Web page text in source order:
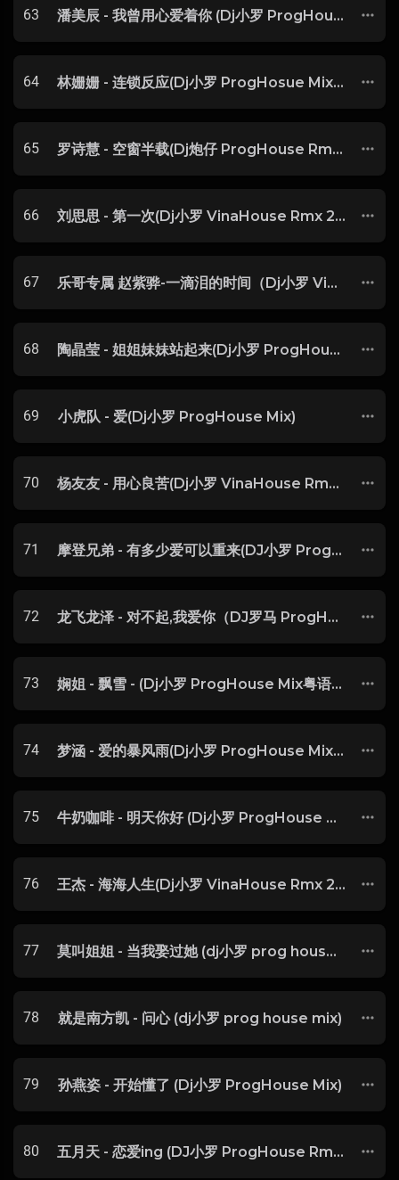
63 潘美辰 - 我曾用心爱着你 (Dj小罗 ProgHouse Mix )
64 林姗姗 - 连锁反应(Dj小罗 ProgHosue Mix) 粤语-玖零DJ整理♪♫
65 罗诗慧 - 空窗半载(Dj炮仔 ProgHouse Rmx 2023 粤语)
66 刘思思 - 第一次(Dj小罗 VinaHouse Rmx 2023)
67 乐哥专属 赵紫骅-一滴泪的时间（Dj小罗 Vina House Mix)
68 陶晶莹 - 姐姐妹妹站起来(Dj小罗 ProgHouse Rmx 2023)
69 小虎队 - 爱(Dj小罗 ProgHouse Mix)
70 杨友友 - 用心良苦(Dj小罗 VinaHouse Rmx 2023)
71 摩登兄弟 - 有多少爱可以重来(DJ小罗 ProgHouse Mix 国语男)
72 龙飞龙泽 - 对不起,我爱你（DJ罗马 ProgHouse Rmx 2K21）520特别版
73 娴姐 - 飘雪 - (Dj小罗 ProgHouse Mix粤语女 )-玖零DJ整理♪♫
74 梦涵 - 爱的暴风雨(Dj小罗 ProgHouse Mix) 粤语
75 牛奶咖啡 - 明天你好 (Dj小罗 ProgHouse Remix 2024)无心睡眠鼓
76 王杰 - 海海人生(Dj小罗 VinaHouse Rmx 2023)
77 莫叫姐姐 - 当我娶过她 (dj小罗 prog house mix)
78 就是南方凯 - 问心 (dj小罗 prog house mix)
79 孙燕姿 - 开始懂了 (Dj小罗 ProgHouse Mix)
80 五月天 - 恋爱ing (DJ小罗 ProgHouse Rmx 2023)